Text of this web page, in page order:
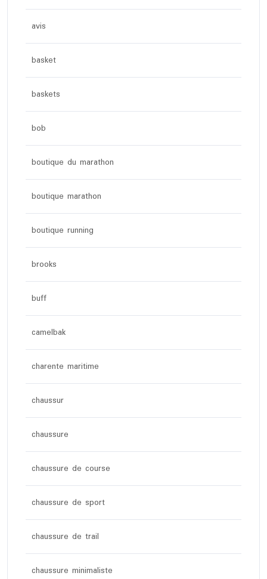
avis
basket
baskets
bob
boutique du marathon
boutique marathon
boutique running
brooks
buff
camelbak
charente maritime
chaussur
chaussure
chaussure de course
chaussure de sport
chaussure de trail
chaussure minimaliste